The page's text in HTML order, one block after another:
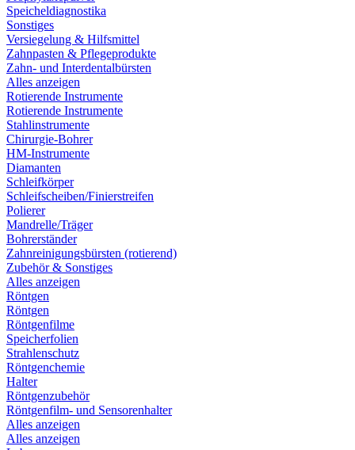
Speicheldiagnostika
Sonstiges
Versiegelung & Hilfsmittel
Zahnpasten & Pflegeprodukte
Zahn- und Interdentalbürsten
Alles anzeigen
Rotierende Instrumente
Rotierende Instrumente
Stahlinstrumente
Chirurgie-Bohrer
HM-Instrumente
Diamanten
Schleifkörper
Schleifscheiben/Finierstreifen
Polierer
Mandrelle/Träger
Bohrerständer
Zahnreinigungsbürsten (rotierend)
Zubehör & Sonstiges
Alles anzeigen
Röntgen
Röntgen
Röntgenfilme
Speicherfolien
Strahlenschutz
Röntgenchemie
Halter
Röntgenzubehör
Röntgenfilm- und Sensorenhalter
Alles anzeigen
Alles anzeigen